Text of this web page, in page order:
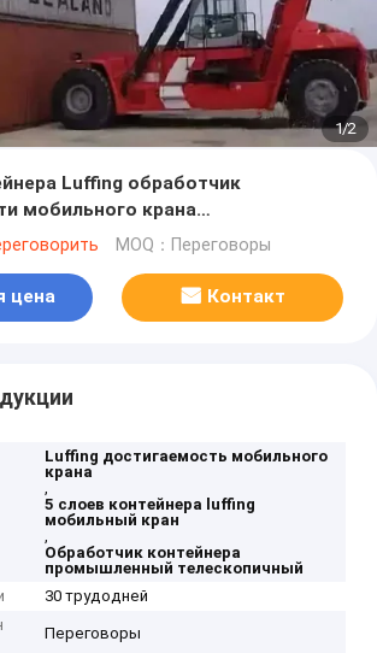
1/2
Luffing обработчик
мобильного крана
телескопичныйMOQ：Переговоры
цена Контакт
Luffing достигаемость мобильного
крана
,
5 слоев контейнера luffing
мобильный кран
,
Обработчик контейнера
промышленный телескопичный
30 трудодней
Переговоры